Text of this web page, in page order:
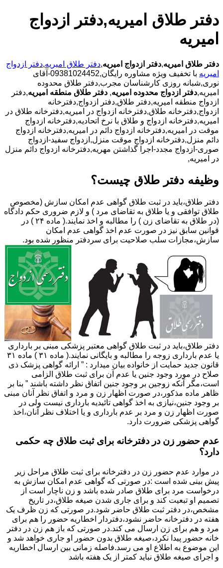
دفتر طلاق امیریه,دفتر ازدواج
امیریه
دفتر طلاق امیریه,دفتر ازدواج امیریه,دفتر طلاق امیریه,دفتر ازدواج
امیریه
با تخفیف ویژه مشاوره رایگان,09381024452-آقای
نوری,شبانه روزی کارشناسان مجرب,دفتر طلاق محدوده
امیریه,دفتر ازدواج محدوده امیریه, دفتر طلاق منطقه امیریه,دفتر
ازدواج منطقه امیریه,دفتر طلاق,دفتر ازدواج,دفترخانه
ازدواج,دفترخانه طلاق,دفترخانه ازدواج در امیریه,دفترخانه طلاق در
امیریه,دفترخانه ازدواج و طلاق با نرخ اتحادیه,دفترخانه ازدواج
موقت در امیریه,دفترخانه ازدواج دائم در امیریه,دفترخانه ازدواج
دائم منزل,دفترخانه ازدواج موقت منزل,ازدواج سفید-ازدواج
صوری-ازدواج مجدد-اجرا گذاشتن مهریه,دفترخانه ازدواج دائم منزل
در امیریه,
وظیفه دفتر طلاق چیست؟
دفتر طلاق،باید در ثبت طلاق گواهی عدم امکان سازش (مخصوص
طلاق توافقی و یا طلاق به تقاضای مرد ) و لازم ضروری حکم دادگاه
(در طلاق به تقاضای زن ) را مطالبه و اخذ نمایند.( ماده ۲۴ ) در
قوانین سابق نیز در صورت عدم اخذ گواهی عدم امکان
سازش،مجازات سلب صلاحیت برای سردفتر منظور شده بود.
دفتر طلاق،باید در ثبت طلاق گواهی معتبر پزشکی مبنی بر بارداری
یا عدم بارداری زوجه را مطالبه و بایگانی نمایند.( ماده ۳۱ ) ماده ۳۱
قانون جدید حمایت از خانواده بیان میدارد : ” ارائه گواهی پزشک ذی
صلاح در مورد وجود جنین یا عدم آن برای ثبت طلاق الزامی
است،مگر آنکه زوجین بر وجود جنین اتفاق نظر داشته باشند ” بنا بر
ظاهر ماده مذکور،در صورت اظهار زن و مرد و اتفاق نظر آنان مبنی
بر وجود جنین،نیازی به اخذ گواهی تائیدیه بارداری نیست ولی در
صورت اظهار زن و مرد بر عدم بارداری و یا اختلاف نظر آنان،اخذ
گواهی پزشکی ضرورت دارد.
عدم حضور زن در دفترخانه برای ثبت طلاق چه حکمی
دارد؟
در موارد عدم حضور زن در دفترخانه برای ثبت طلاق مراحل زیر
پیش بینی شده است :در صورتی که گواهی عدم امکان سازش به
درخواست مرد برای طلاق صادر شده باشد و زن ناچار است از
تصمیم او تبعیت کند و برای جاری شدن صیغه طلاق،در تاریخ
مشخص،در دفتر ثبت طلاق حاضر شود.در صورتی که زن ظرف یک
هفته در دفترخانه حاضر نشود،دفتردار اخطاریه حضور را هم برای
مرد و هم برای زن ارسال می کند.در صورتی که باز هم زن در دفتر
خانه حضور پیدا نکرد،صیغه طلاق بدون حضور او جاری خواهد شد و
این موضوع به اطلاع او می رسد.فاصله زمانی بین ارسال اخطاریه
و اجرای صیغه طلاق نباید کمتر از یک هفته باشد